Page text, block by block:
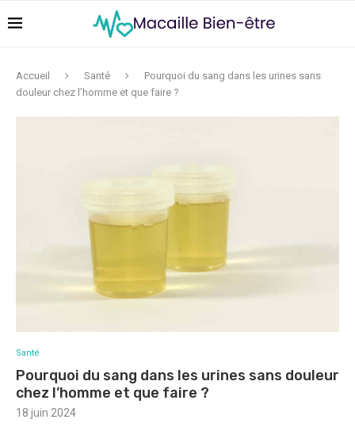
Accueil Santé
Pourquoi du sang dans les urines sans
douleur chez l’homme et que faire ?
Santé
Pourquoi du sang dans les urines sans douleur
chez l’homme et que faire ?
18 juin 2024